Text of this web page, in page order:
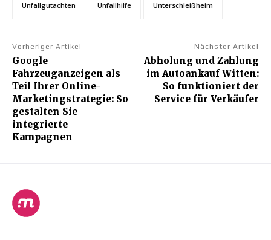
Unfallgutachten Unfallhilfe Unterschleißheim
Vorheriger Artikel
Google
Fahrzeuganzeigen als
Teil Ihrer Online-
Marketingstrategie: So
gestalten Sie
integrierte
Kampagnen
Nächster Artikel
Abholung und Zahlung
im Autoankauf Witten:
So funktioniert der
Service für Verkäufer